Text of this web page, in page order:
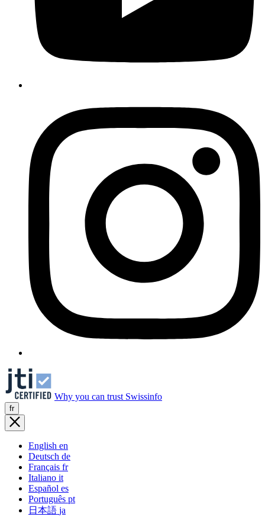
Why you can trust Swissinfo
fr
English en
Deutsch de
Français fr
Italiano it
Español es
Português pt
日本語 ja